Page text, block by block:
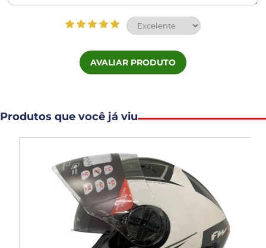
AVALIAR PRODUTO
Produtos que você já viu